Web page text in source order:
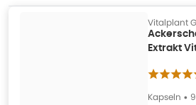
Vitalplant
Extrakt
Kapseln •